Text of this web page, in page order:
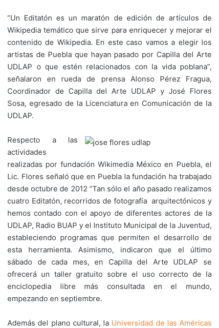
“Un Editatón es un maratón de edición de artículos de
Wikipedia temático que sirve para enriquecer y mejorar el
contenido de Wikipedia. En este caso vamos a elegir los
artistas de Puebla que hayan pasado por Capilla del Arte
UDLAP o que estén relacionados con la vida poblana”,
señalaron en rueda de prensa Alonso Pérez Fragua,
Coordinador de Capilla del Arte UDLAP y José Flores
Sosa, egresado de la Licenciatura en Comunicación de la
UDLAP.
Respecto a las
actividades
realizadas por fundación Wikimedia México en Puebla, el
Lic. Flores señaló que en Puebla la fundación ha trabajado
desde octubre de 2012 “Tan sólo el año pasado realizamos
cuatro Editatón, recorridos de fotografía arquitectónicos y
hemos contado con el apoyo de diferentes actores de la
UDLAP, Radio BUAP y el Instituto Municipal de la Juventud,
estableciendo programas que permiten el desarrollo de
esta herramienta. Asimismo, indicaron que el último
sábado de cada mes, en Capilla del Arte UDLAP se
ofrecerá un taller gratuito sobre el uso correcto de la
enciclopedia libre más consultada en el mundo,
empezando en septiembre.
Además del plano cultural, la Universidad de las Américas